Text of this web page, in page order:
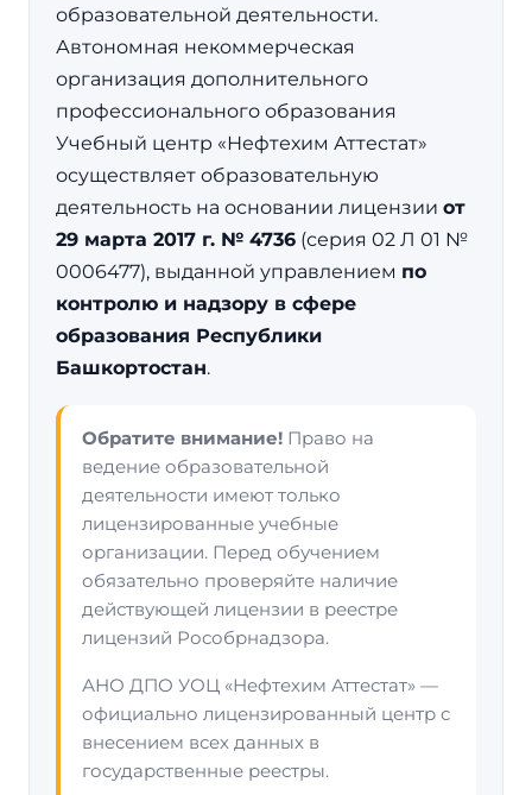
образовательной деятельности.
Автономная некоммерческая
организация дополнительного
профессионального образования
Учебный центр «Нефтехим Аттестат»
осуществляет образовательную
деятельность на основании лицензии от
29 марта 2017 г. № 4736 (серия 02 Л 01 №
0006477), выданной управлением по
контролю и надзору в сфере
образования Республики
Башкортостан.
Обратите внимание! Право на
ведение образовательной
деятельности имеют только
лицензированные учебные
организации. Перед обучением
обязательно проверяйте наличие
действующей лицензии в реестре
лицензий Рособрнадзора.
АНО ДПО УОЦ «Нефтехим Аттестат» —
официально лицензированный центр с
внесением всех данных в
государственные реестры.